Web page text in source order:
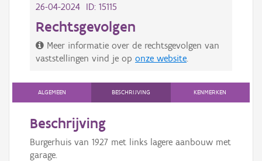
26-04-2024 ID: 15115
Rechtsgevolgen
Meer informatie over de rechtsgevolgen van
vaststellingen vind je op onze website
ALGEMEEN BESCHRIJVING KENMERKEN
Beschrijving
Burgerhuis van 1927 met links lagere aanbouw met
garage.